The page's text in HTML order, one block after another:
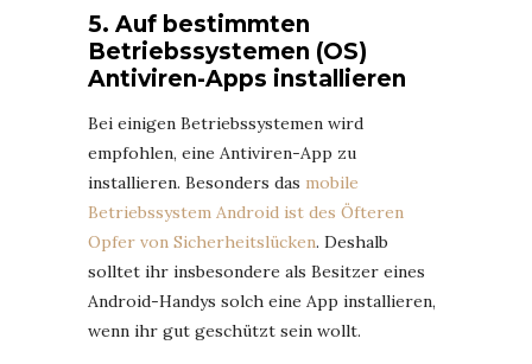
5. Auf bestimmten
Betriebssystemen (OS)
Antiviren-Apps installieren
Bei einigen Betriebssystemen wird
empfohlen, eine Antiviren-App zu
installieren. Besonders das mobile
Betriebssystem Android ist des Öfteren
Opfer von Sicherheitslücken. Deshalb
solltet ihr insbesondere als Besitzer eines
Android-Handys solch eine App installieren,
wenn ihr gut geschützt sein wollt.